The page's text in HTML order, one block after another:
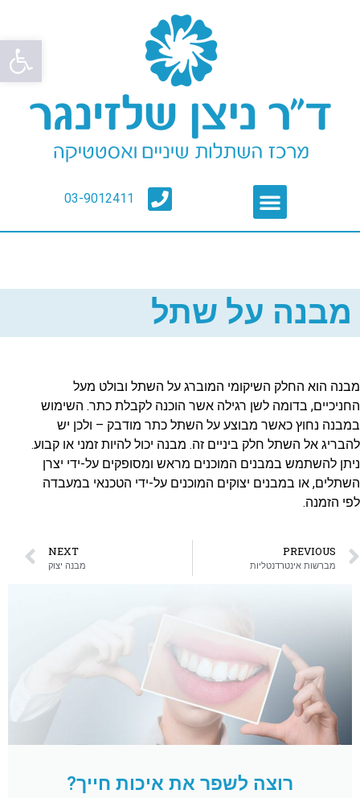
פתח
03-9012411
מבנה על שתל
מבנה הוא החלק השיקומי המוברג על השתל ובולט מעל
החניכיים, בדומה לשן רגילה אשר הוכנה לקבלת כתר. השימוש
במבנה נחוץ כאשר מבוצע על השתל כתר מודבק – ולכן יש
להבריג אל השתל חלק ביניים זה. מבנה יכול להיות זמני או קבוע.
ניתן להשתמש במבנים המוכנים מראש ומסופקים על-ידי יצרן
השתלים, או במבנים יצוקים המוכנים על-ידי הטכנאי במעבדה
לפי הזמנה.
PREVIOUS
מברשות אינטרדנטליות
NEXT
מבנה יצוק
רוצה לשפר את איכות חייך?